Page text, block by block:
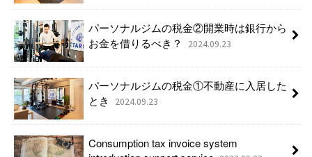
パーソナルジムの税金②開業時は銀行から
お金を借りるべき？
2024.09.23
パーソナルジムの税金①不動産に入居した
とき
2024.09.23
Consumption tax invoice system